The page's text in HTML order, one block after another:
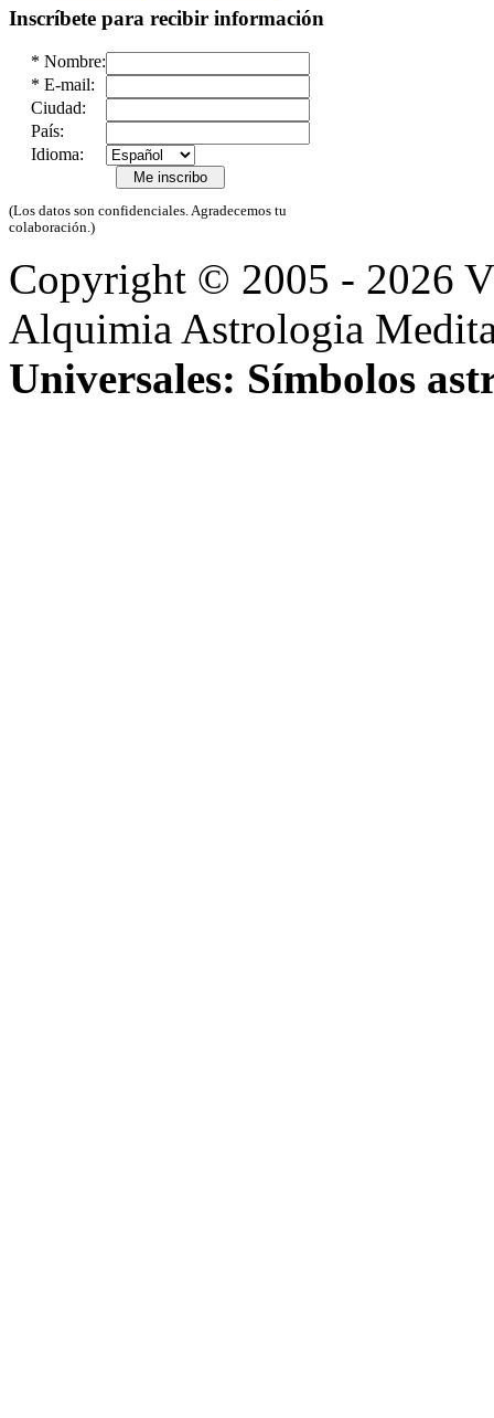
Inscríbete para recibir información
* Nombre:
* E-mail:
Ciudad:
País:
Idioma:
(Los datos son confidenciales. Agradecemos tu
colaboración.)
Copyright © 2005 - 2026
Alquimia Astrologia
Universales: Símbolos